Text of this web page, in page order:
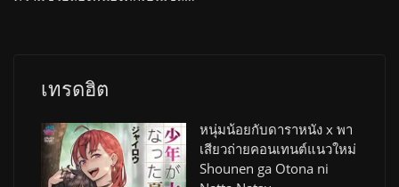
เทรดฮิต
หนุ่มน้อยกับดาราหนัง x พา
เสียวถ่ายคอนเทนต์แนวใหม่
Shounen ga Otona ni